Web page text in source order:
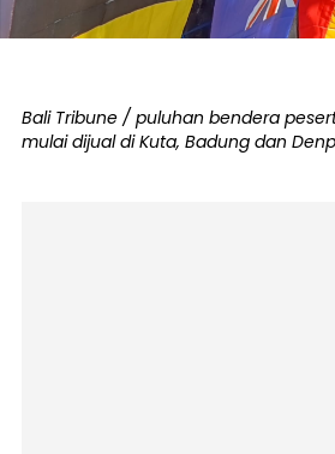
Bali Tribune / puluhan bendera
mulai dijual di Kuta, Badung dan